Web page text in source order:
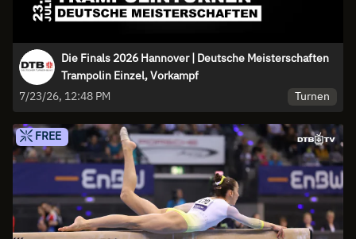
Die Finals 2026 Hannover | Deutsche Meisterschaften
Trampolin Einzel, Vorkampf
7/23/26, 12:48 PM
Turnen
FREE